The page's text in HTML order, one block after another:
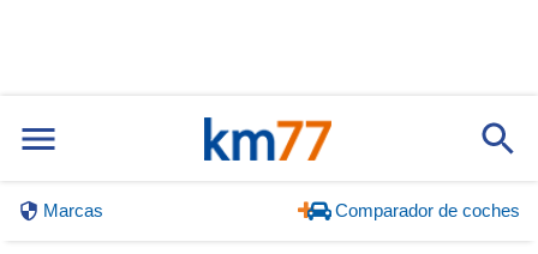
Marcas Comparador de coches